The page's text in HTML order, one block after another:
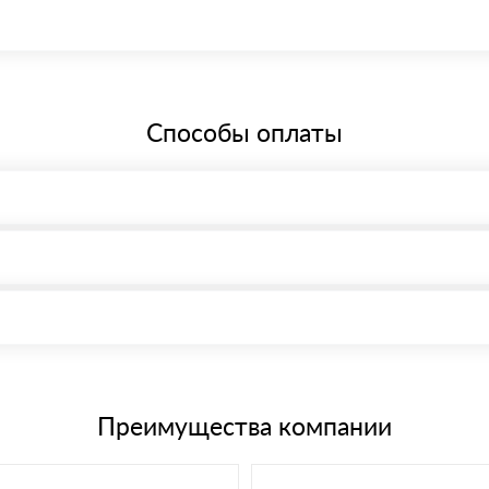
Способы оплаты
через системы электронных платежей.
банковским картам
материала после проверки качества и количества заказанного
Преимущества компании